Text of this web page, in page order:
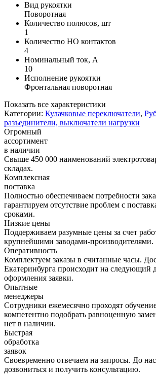
Вид рукоятки
Поворотная
Количество полюсов, шт
1
Количество НО контактов
4
Номинальный ток, А
10
Исполнение рукоятки
Фронтальная поворотная
Показать все характеристики
Категории: Кулачковые переключатели,
разъединители, выключатели нагрузки
Огромный
ассортимент
в наличии
Свыше 450 000 наименований
складах.
Комплексная
поставка
Полностью обеспечиваем потребности
гарантируем отсутствие проблем с
сроками.
Низкие цены
Поддерживаем разумные цены за счет
крупнейшими заводами-производителями.
Оперативность
Комплектуем заказы в считанные часы.
Екатеринбурга происходит на следующий
оформления заявки.
Опытные
менеджеры
Сотрудники ежемесячно проходят
компетентно подобрать равноценную
нет в наличии.
Быстрая
обработка
заявок
Своевременно отвечаем на запросы. До
дозвониться и получить консультацию.